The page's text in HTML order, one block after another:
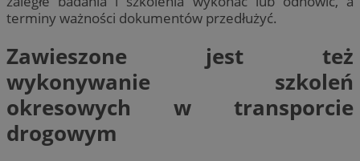
terminy ważności dokumentów przedłużyć.
Zawieszone jest też
wykonywanie szkoleń
okresowych w transporcie
drogowym